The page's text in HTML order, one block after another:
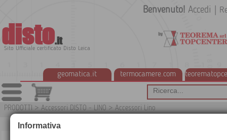
disto.it
Sito Ufficiale certificato Disto Leica
geomatica.it termocamere.com
Benvenuto! Accedi
PRODOTTI > Accessori DISTO - LINO > Accessori Lino
Informativa